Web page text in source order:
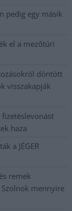
pedig egy másik
el a mezőtúri
döntött
visszakapják
fizetéslevonást
haza
a JÉGER
remek
mennyire